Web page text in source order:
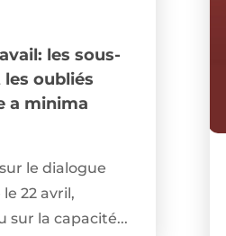
les sous-
oubliés
a minima
le dialogue
22 avril,
sur la capacité...